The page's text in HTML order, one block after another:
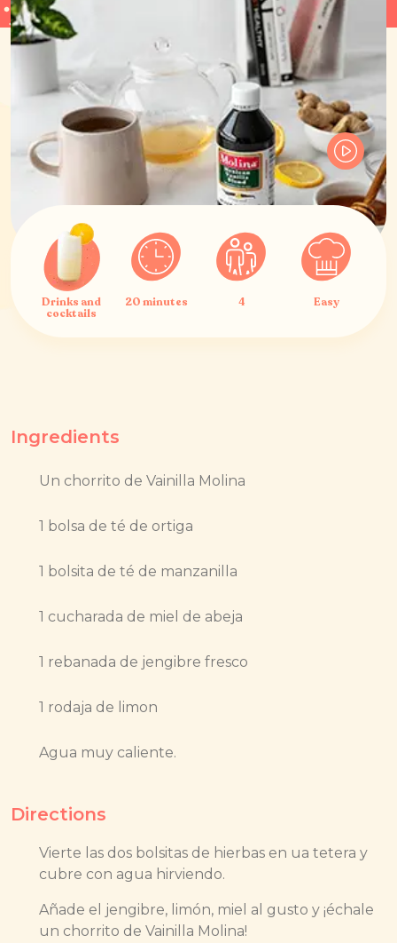
Drinks and
cocktails
20 minutes 4 Easy
Ingredients
Un chorrito de Vainilla Molina
1 bolsa de té de ortiga
1 bolsita de té de manzanilla
1 cucharada de miel de abeja
1 rebanada de jengibre fresco
1 rodaja de limon
Agua muy caliente.
Directions
Vierte las dos bolsitas de hierbas en ua tetera y
cubre con agua hirviendo.
Añade el jengibre, limón, miel al gusto y ¡échale
un chorrito de Vainilla Molina!